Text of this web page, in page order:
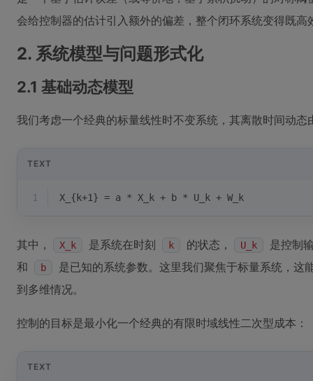
会给控制器的估计引入额外的偏差，整个闭环系统变得既高
2. 系统模型与问题形式化
2.1 基础动态模型
我们考虑一个经典的标量线性时不变系统，其离散时间动态
TEXT
1 X_{k+1} = a * X_k + b * U_k + W_k
其中， X_k 是系统在时刻 k 的状态， U_k
是控制
和
b
是已知的系统参数。这里我们聚焦于标量系统，这
到多维情况。
控制的目标是最小化一个经典的有限时域线性二次型成本：
TEXT